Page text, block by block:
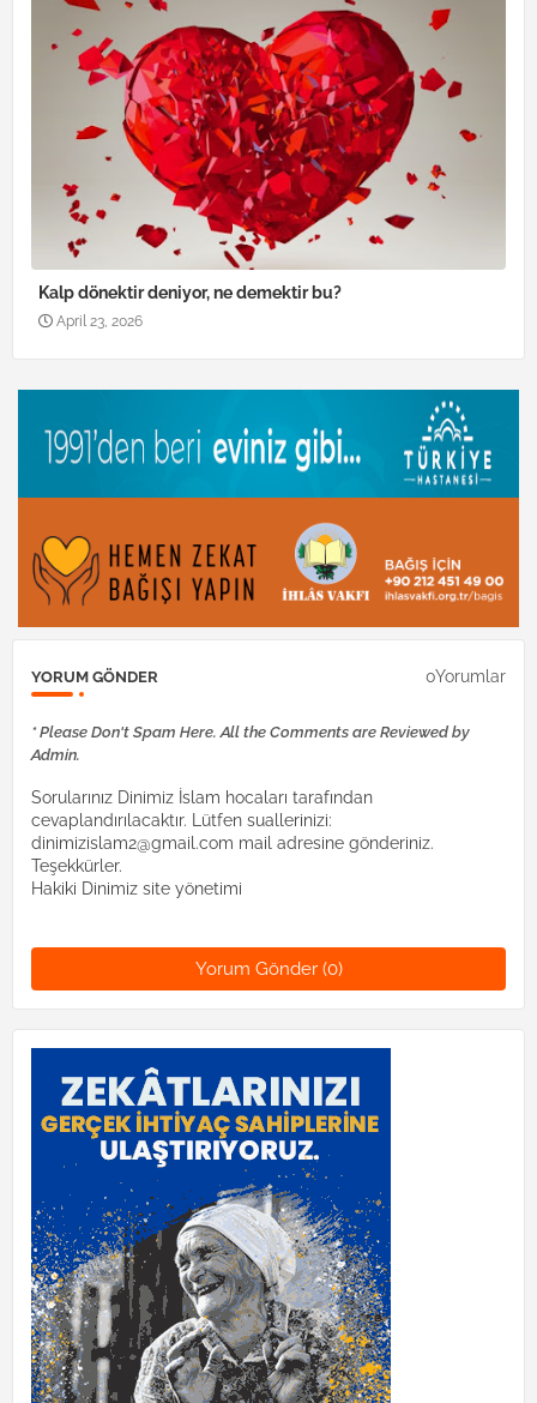
Kalp dönektir deniyor, ne demektir bu?
April 23, 2026
YORUM GÖNDER 0Yorumlar
* Please Don't Spam Here. All the Comments are Reviewed by
Admin.
Sorularınız Dinimiz İslam hocaları tarafından
cevaplandırılacaktır. Lütfen suallerinizi:
dinimizislam2@gmail.com mail adresine gönderiniz.
Teşekkürler.
Hakiki Dinimiz site yönetimi
Yorum Gönder (0)